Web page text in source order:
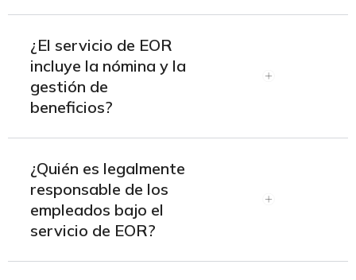
¿El servicio de EOR
incluye la nómina y la
gestión de
beneficios?
¿Quién es legalmente
responsable de los
empleados bajo el
servicio de EOR?